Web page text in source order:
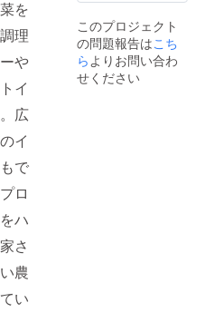
を
理
や
イ
広
イ
で
ロ
ハ
さ
農
い
このプロジェクト
の問題報告はこち
ら よりお問い合わ
せください